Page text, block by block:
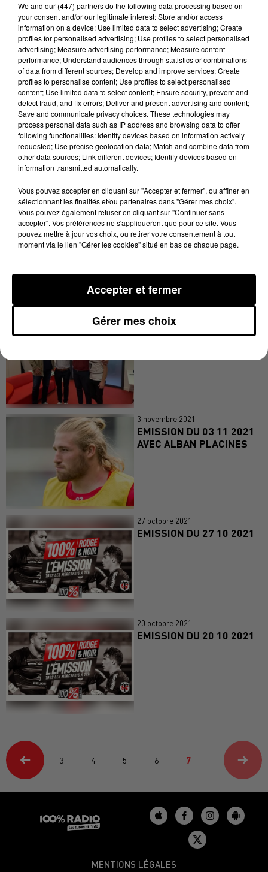
1er décembre 2021
EMISSION DU 01 12 2021 -
AVEC GRÉGORY
LAMBOLEY
24 novembre 2021
EMISSION DU 24 11 2021 -
RETOUR APRÈS LA
VICTOIRE DES BLEUS
CONTRE...
17 novembre 2021
EMISSION DU 17 11 2021
AVEC PIERRE BERBIZIER
10 novembre 2021
EMISSION DU 10 11 2021
3 novembre 2021
EMISSION DU 03 11 2021
AVEC ALBAN PLACINES
27 octobre 2021
EMISSION DU 27 10 2021
20 octobre 2021
EMISSION DU 20 10 2021
3 4 5 6 7
MENTIONS LÉGALES
We and our (447) partnersdo the following data processing based on
your consent and/or our legitimate interest: Store and/or access
information on a device; Use limited data to select advertising; Create
profiles for personalised advertising; Use profiles to select personalised
advertising; Measure advertising performance; Measure content
performance; Understand audiences through statistics or combinations
of data from different sources; Develop and improve services; Create
profiles to personalise content; Use profiles to select personalised
content; Use limited data to select content; Ensure security, prevent and
detect fraud, and fix errors; Deliver and present advertising and content;
Save and communicate privacy choices. These technologies may
process personal data such as IP address and browsing data to offer
following functionalities: Identify devices based on information actively
requested; Use precise geolocation data; Match and combine data from
other data sources; Link different devices; Identify devices based on
information transmitted automatically.
Vous pouvez accepter en cliquant sur "Accepter et fermer", ou affiner en
sélectionnant les finalités et/ou partenaires dans "Gérer mes choix".
Vous pouvez également refuser en cliquant sur "Continuer sans
accepter". Vos préférences ne s'appliqueront que pour ce site. Vous
pouvez mettre à jour vos choix, ou retirer votre consentement à tout
moment via le lien "Gérer les cookies" situé en bas de chaque page.
Gérer mes choix
Accepter et fermer